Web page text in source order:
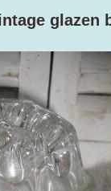
glazen